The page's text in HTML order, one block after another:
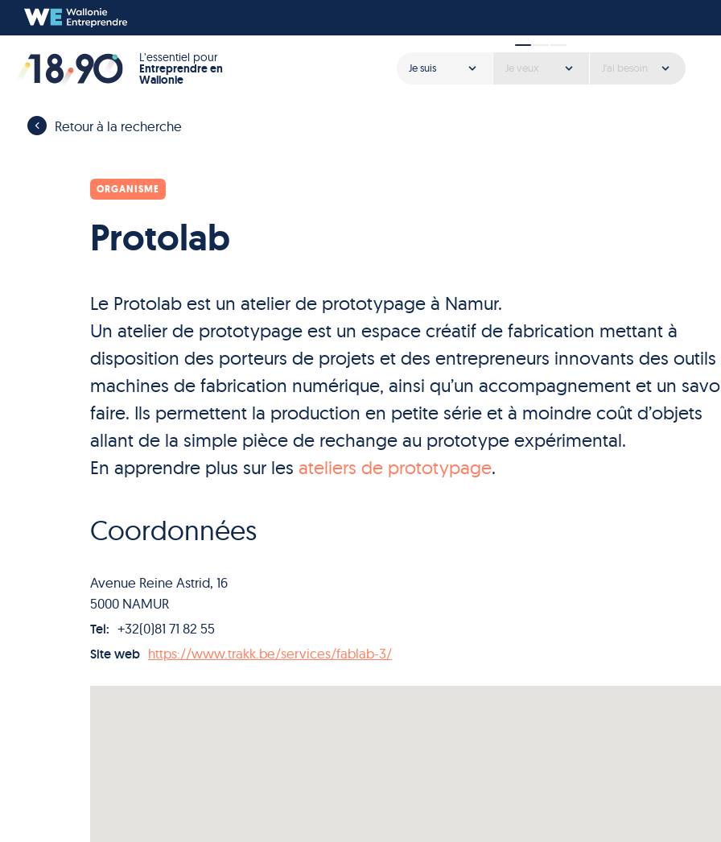
L’essentiel pour
Entreprendre en
Wallonie
Je suis Je veux J'ai besoin
Retour à la recherche
ORGANISME
Protolab
Le Protolab est un atelier de prototypage à Namur.
Un atelier de prototypage est un espace créatif de fabrication mettant à
disposition des porteurs de projets et des entrepreneurs innovants des outils
machines de fabrication numérique, ainsi qu’un accompagnement et un
faire. Ils permettent la production en petite série et à moindre coût d’objets
allant de la simple pièce de rechange au prototype expérimental.
En apprendre plus sur les ateliers de prototypage.
Coordonnées
Avenue Reine Astrid, 16
5000 NAMUR
Tel: +32(0)81 71 82 55
Site web https://www.trakk.be/services/fablab-3/